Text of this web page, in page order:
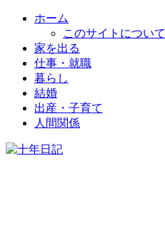
ホーム
このサイトについて
家を出る
仕事・就職
暮らし
結婚
出産・子育て
人間関係